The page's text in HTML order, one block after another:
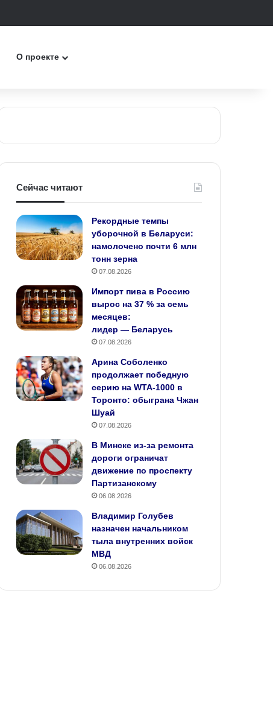
О проекте
Сейчас читают
Рекордные темпы
уборочной в Беларуси:
намолочено почти 6 млн
тонн зерна
07.08.2026
Импорт пива в Россию
вырос на 37 % за семь
месяцев:
лидер — Беларусь
07.08.2026
Арина Соболенко
продолжает победную
серию на WTA‑1000 в
Торонто: обыграна Чжан
Шуай
07.08.2026
В Минске из-за ремонта
дороги ограничат
движение по проспекту
Партизанскому
06.08.2026
Владимир Голубев
назначен начальником
тыла внутренних войск
МВД
06.08.2026